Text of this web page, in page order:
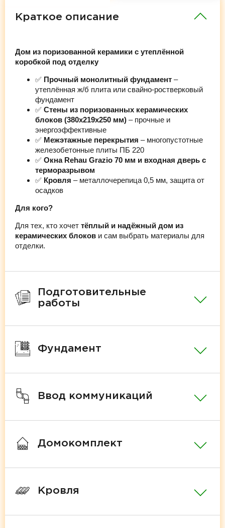
Краткое описание
Дом из поризованной керамики с утеплённой
коробкой под отделку
✅ Прочный монолитный фундамент –
утеплённая ж/б плита или свайно-ростверковый
фундамент
✅ Стены из поризованных керамических
блоков (380х219х250 мм) – прочные и
энергоэффективные
✅ Межэтажные перекрытия – многопустотные
железобетонные плиты ПБ 220
✅ Окна Rehau Grazio 70 мм и входная дверь с
терморазрывом
✅ Кровля – металлочерепица 0,5 мм, защита от
осадков
Для кого?
Для тех, кто хочет тёплый и надёжный дом из
керамических блоков и сам выбрать материалы для
отделки.
Подготовительные
работы
Фундамент
Ввод коммуникаций
Домокомплект
Кровля